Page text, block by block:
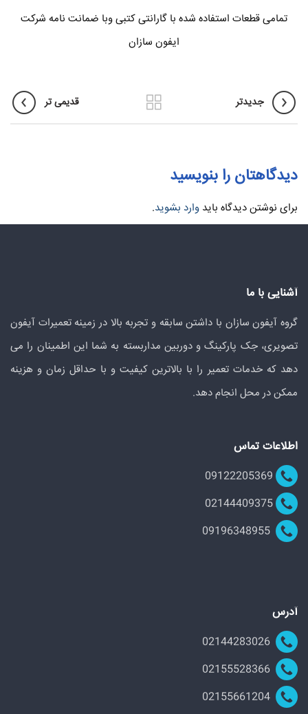
تمامی قطعات استفاده شده با گارانتی کتبی وبا ضمانت نامه شرکت
ایفون سازان
جدیدتر قدیمی تر
دیدگاهتان را بنویسید
برای نوشتن دیدگاه باید وارد بشوید.
آشنایی با ما
گروه آیفون سازان با داشتن سابقه و تجربه بالا در زمینه تعمیرات آیفون
تصویری، جک پارکینگ و دوربین مداربسته به شما این اطمینان را می
دهد که خدمات تعمیر را با بالاترین کیفیت و با حداقل زمان و هزینه
ممکن در محل انجام دهد.
اطلاعات تماس
آدرس